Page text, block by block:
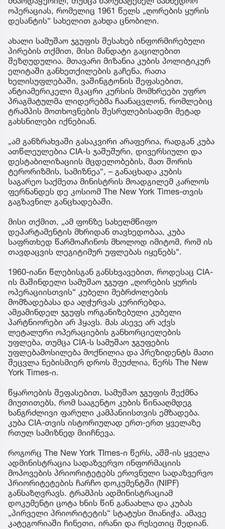
ოპერაციას, რომელიც 1961 წელს „ღორების ყურის
დესანტის“ სახელით გახდა ცნობილი.
ახალი სამუშაო ჯგუფის შესახებ ინფორმირებული
პირების თქმით, მისი მანდატი გაცილებით
შეზღუდულია. მთავარი მიზანია კუბის პოლიტიკურ
ელიტაში განხეთქილების გაჩენა, რათა
ხელისუფლებაში, ვაშინგტონის შეფასებით,
ანტიამერიკელი მკაცრი კურსის მომხრეები უფრო
პრაგმატულმა ლიდერებმა ჩაანაცვლონ, რომლებიც
ტრამპის მოთხოვნების შესრულებისადმი მეტად
გახსნილები იქნებიან.
„ამ განზრახვაში გასაკვირი არაფერია, რადგან კუბა
ათწლეულებია CIA-ს ჯაშუშური, დივერსიული და
დესტაბილიზაციის მცდელობების, მათ შორის
ტერორიზმის, სამიზნეა“, – განაცხადა კუბის
საგარეო საქმეთა მინისტრის მოადგილემ კარლოს
ფერნანდეს დე კოსიომ The New York Times-თვის
გაგზავნილ განცხადებაში.
მისი თქმით, „ამ ფონზე სახელმწიფო
დეპარტამენტის მხრიდან თავხედობაა, კუბა
საფრთხედ წარმოაჩინოს მხოლოდ იმიტომ, რომ ის
თავდაცვის ლეგიტიმურ უფლებას იყენებს“.
1960-იანი წლებისგან განსხვავებით, როდესაც CIA-
ის მაშინდელი სამუშაო ჯგუფი „ღორების ყურის
ოპერაციისთვის“ კუბელი მებრძოლების
მომზადებასა და აღჭურვას კურირებდა,
ამჟამინდელ ჯგუფს ორგანიზებული კუბელი
პარტნიორები არ ჰყავს. მას ასევე არ აქვს
ლეტალური ოპერაციების განხორციელების
უფლება, თუმცა CIA-ს სამუშაო ჯგუფების
უფლებამოსილება მოქნილია და პრეზიდენტს მათი
შეცვლა ნებისმიერ დროს შეუძლია, წერს The New
York Times-ი.
წყაროების შეფასებით, სამუშაო ჯგუფის შექმნა
მიუთითებს, რომ სააგენტო კუბის წინააღმდეგ
ხანგრძლივი ფარული კამპანიისთვის ემზადება.
კუბა CIA-თვის ისტორიულად ერთ-ერთ ყველაზე
რთულ სამიზნედ მიიჩნევა.
როგორც The New York TImes-ი წერს, აშშ-ის ყველა
ადმინისტრაცია სადაზვერვო ინფორმაციის
მოპოვების პრიორიტეტებს ეროვნული სადაზვერვო
პრიორიტეტების ჩარჩო დოკუმენტში (NIPF)
განსაზღვრავს. ტრამპის ადმინისტრაციამ
დოკუმენტი ცოტა ხნის წინ განაახლა და კუბას
„პირველი პრიორიტეტის“ სტატუსი მიანიჭა. ამავე
კატეგორიაში ჩინეთი, ირანი და რუსეთიც შედიან.